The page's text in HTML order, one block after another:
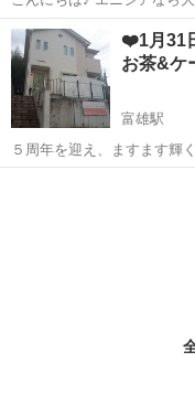
ン開催”のお知らせです＼(*^▽^*)／ ▶️普段使っている
かなか使いこなせていない
奈良 メイク
❤️1月31
お茶&
富雄駅
５周年を迎え、ますます輝
ルサロン🌹 ヴィヴィアンジ